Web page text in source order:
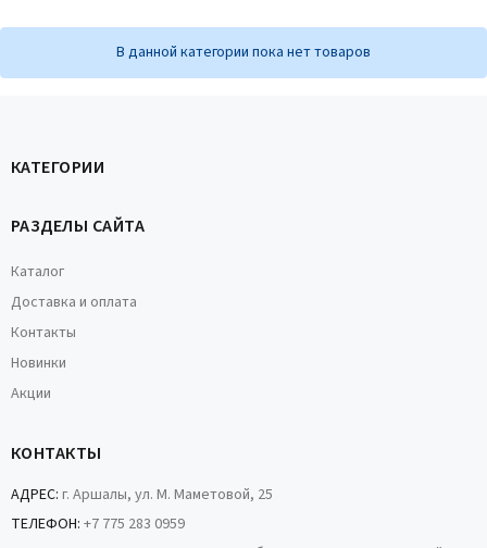
В данной категории пока нет товаров
КАТЕГОРИИ
РАЗДЕЛЫ САЙТА
Каталог
Доставка и оплата
Контакты
Новинки
Акции
КОНТАКТЫ
АДРЕС: г. Аршалы, ул. М. Маметовой, 25
ТЕЛЕФОН: +7 775 283 0959